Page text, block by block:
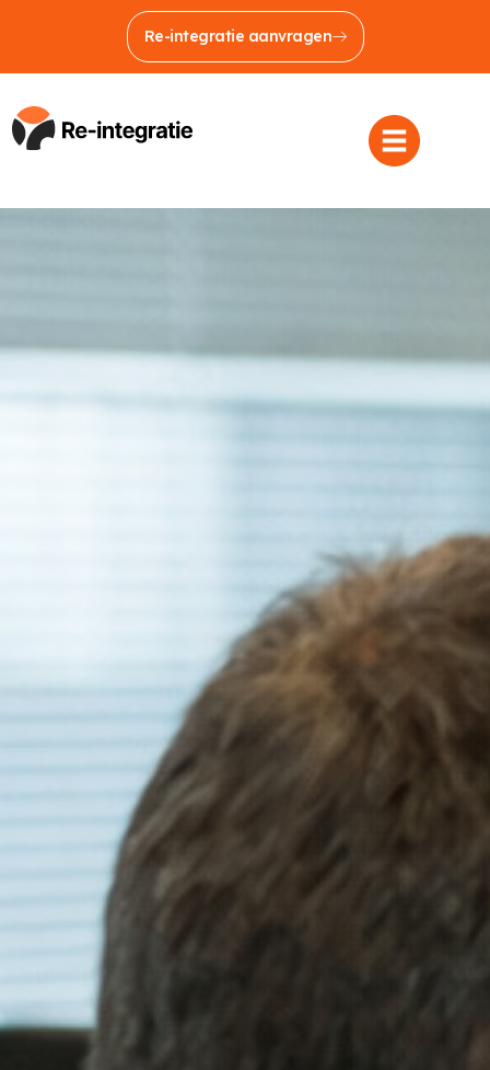
Re-integratie aanvragen